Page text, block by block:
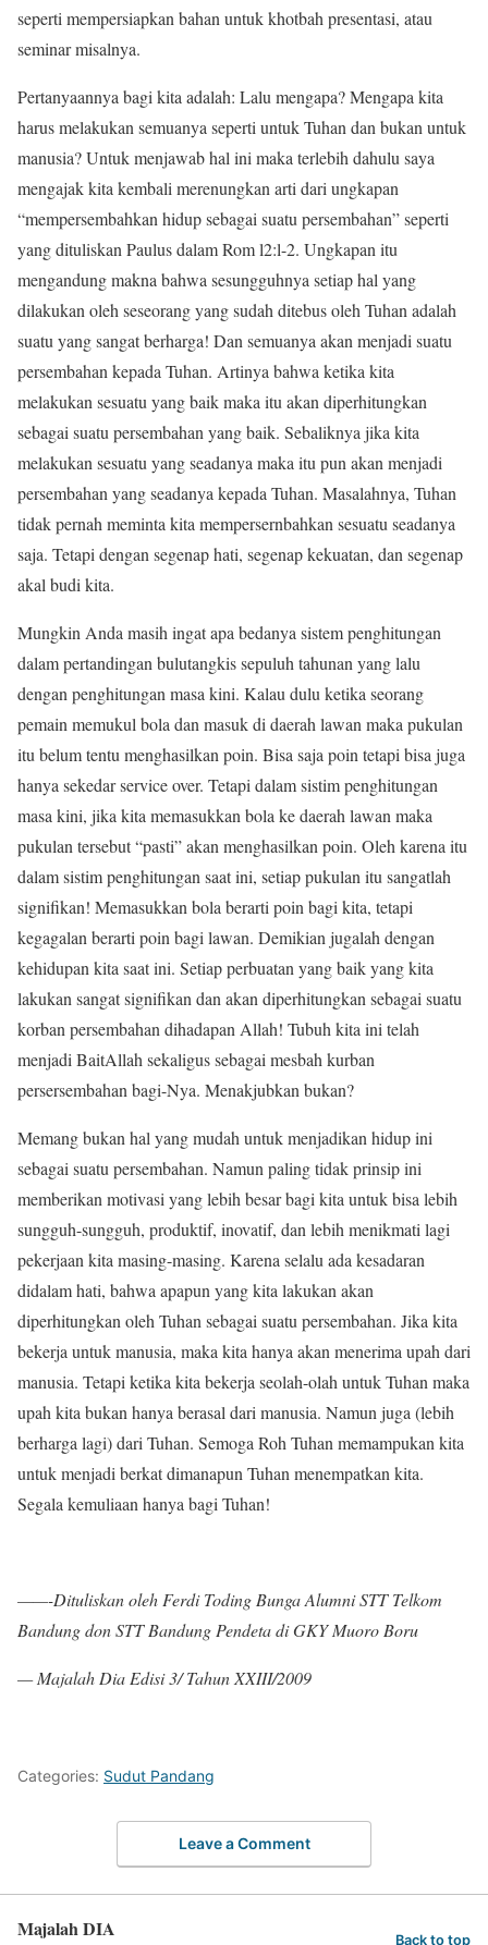
seperti mempersiapkan bahan untuk khotbah presentasi, atau
seminar misalnya.
Pertanyaannya bagi kita adalah: Lalu mengapa? Mengapa kita
harus melakukan semuanya seperti untuk Tuhan dan bukan untuk
manusia? Untuk menjawab hal ini maka terlebih dahulu saya
mengajak kita kembali merenungkan arti dari ungkapan
“mempersembahkan hidup sebagai suatu persembahan” seperti
yang dituliskan Paulus dalam Rom l2:l-2. Ungkapan itu
mengandung makna bahwa sesungguhnya setiap hal yang
dilakukan oleh seseorang yang sudah ditebus oleh Tuhan adalah
suatu yang sangat berharga! Dan semuanya akan menjadi suatu
persembahan kepada Tuhan. Artinya bahwa ketika kita
melakukan sesuatu yang baik maka itu akan diperhitungkan
sebagai suatu persembahan yang baik. Sebaliknya jika kita
melakukan sesuatu yang seadanya maka itu pun akan menjadi
persembahan yang seadanya kepada Tuhan. Masalahnya, Tuhan
tidak pernah meminta kita mempersernbahkan sesuatu seadanya
saja. Tetapi dengan segenap hati, segenap kekuatan, dan segenap
akal budi kita.
Mungkin Anda masih ingat apa bedanya sistem penghitungan
dalam pertandingan bulutangkis sepuluh tahunan yang lalu
dengan penghitungan masa kini. Kalau dulu ketika seorang
pemain memukul bola dan masuk di daerah lawan maka pukulan
itu belum tentu menghasilkan poin. Bisa saja poin tetapi bisa juga
hanya sekedar service over. Tetapi dalam sistim penghitungan
masa kini, jika kita memasukkan bola ke daerah lawan maka
pukulan tersebut “pasti” akan menghasilkan poin. Oleh karena itu
dalam sistim penghitungan saat ini, setiap pukulan itu sangatlah
signifikan! Memasukkan bola berarti poin bagi kita, tetapi
kegagalan berarti poin bagi lawan. Demikian jugalah dengan
kehidupan kita saat ini. Setiap perbuatan yang baik yang kita
lakukan sangat signifikan dan akan diperhitungkan sebagai suatu
korban persembahan dihadapan Allah! Tubuh kita ini telah
menjadi BaitAllah sekaligus sebagai mesbah kurban
persersembahan bagi-Nya. Menakjubkan bukan?
Memang bukan hal yang mudah untuk menjadikan hidup ini
sebagai suatu persembahan. Namun paling tidak prinsip ini
memberikan motivasi yang lebih besar bagi kita untuk bisa lebih
sungguh-sungguh, produktif, inovatif, dan lebih menikmati lagi
pekerjaan kita masing-masing. Karena selalu ada kesadaran
didalam hati, bahwa apapun yang kita lakukan akan
diperhitungkan oleh Tuhan sebagai suatu persembahan. Jika kita
bekerja untuk manusia, maka kita hanya akan menerima upah dari
manusia. Tetapi ketika kita bekerja seolah-olah untuk Tuhan maka
upah kita bukan hanya berasal dari manusia. Namun juga (lebih
berharga lagi) dari Tuhan. Semoga Roh Tuhan memampukan kita
untuk menjadi berkat dimanapun Tuhan menempatkan kita.
Segala kemuliaan hanya bagi Tuhan!
——-Dituliskan oleh Ferdi Toding BungaAlumni STT Telkom
Bandung don STT Bandung Pendetadi GKY Muoro Boru
— Majalah Dia Edisi 3/ Tahun XXIII/2009
Categories: Sudut Pandang
Leave a Comment
Majalah DIA Back to top